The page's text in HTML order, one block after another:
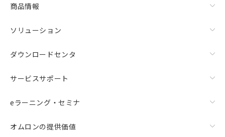
商品情報
ソリューション
ダウンロードセンタ
サービスサポート
eラーニング・セミナ
オムロンの提供価値